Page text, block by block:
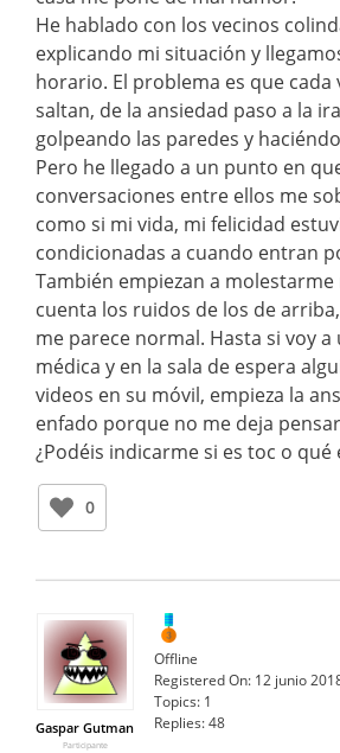
He hablado con los vecinos
explicando mi situación y
horario. El problema es que cada
saltan, de la ansiedad paso a la
golpeando las paredes y
Pero he llegado a un punto en
conversaciones entre ellos me
como si mi vida, mi felicidad
condicionadas a cuando entran
También empiezan a molestarme
cuenta los ruidos de los de
me parece normal. Hasta si voy
médica y en la sala de espera
videos en su móvil, empieza la
enfado porque no me deja
¿Podéis indicarme si es toc o qué
0
Gaspar Gutman
Participante
Offline
Registered On: 12 junio
Topics: 1
Replies:48